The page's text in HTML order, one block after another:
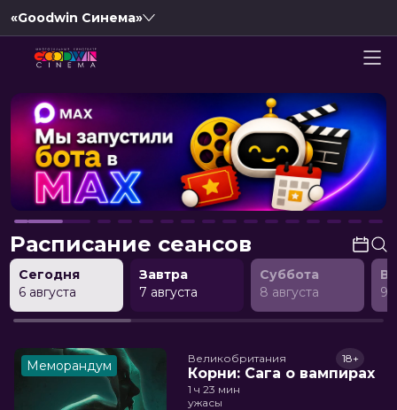
«Goodwin Синема»
Расписание сеансов
Сегодня
6 августа
Завтра
7 августа
Суббота
8 августа
9
Меморандум Великобритания
Корни: Сага о вампирах
18+
1 ч 23 мин
ужасы